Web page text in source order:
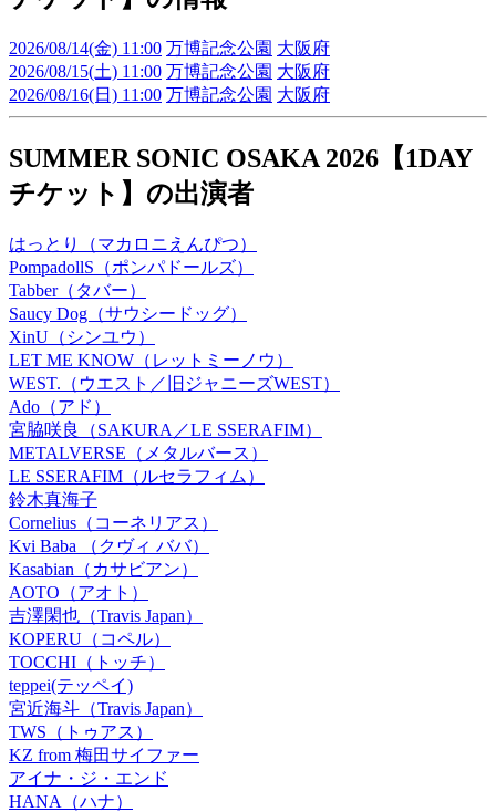
2026/08/14(金) 11:00 万博記念公園 大阪府
2026/08/15(土) 11:00 万博記念公園 大阪府
2026/08/16(日) 11:00 万博記念公園 大阪府
SUMMER SONIC OSAKA 2026【1DAY
チケット】の出演者
はっとり（マカロニえんぴつ）
PompadollS（ポンパドールズ）
Tabber（タバー）
Saucy Dog（サウシードッグ）
XinU（シンユウ）
LET ME KNOW（レットミーノウ）
WEST.（ウエスト／旧ジャニーズWEST）
Ado（アド）
宮脇咲良（SAKURA／LE SSERAFIM）
METALVERSE（メタルバース）
LE SSERAFIM（ルセラフィム）
鈴木真海子
Cornelius（コーネリアス）
Kvi Baba （クヴィ ババ）
Kasabian（カサビアン）
AOTO（アオト）
吉澤閑也（Travis Japan）
KOPERU（コペル）
TOCCHI（トッチ）
teppei(テッペイ)
宮近海斗（Travis Japan）
TWS（トゥアス）
KZ from 梅田サイファー
アイナ・ジ・エンド
HANA（ハナ）